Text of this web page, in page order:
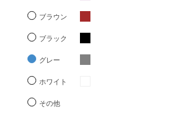
ブラウン
ブラック
グレー
ホワイト
その他